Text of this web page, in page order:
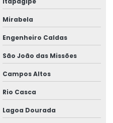
Mirabela
Engenheiro Caldas
São João das Missões
Campos Altos
Rio Casca
Lagoa Dourada